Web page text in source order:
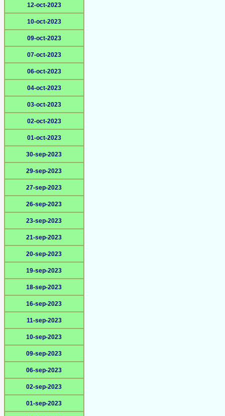
12-oct-2023
10-oct-2023
09-oct-2023
07-oct-2023
06-oct-2023
04-oct-2023
03-oct-2023
02-oct-2023
01-oct-2023
30-sep-2023
29-sep-2023
27-sep-2023
26-sep-2023
23-sep-2023
21-sep-2023
20-sep-2023
19-sep-2023
18-sep-2023
16-sep-2023
11-sep-2023
10-sep-2023
09-sep-2023
06-sep-2023
02-sep-2023
01-sep-2023